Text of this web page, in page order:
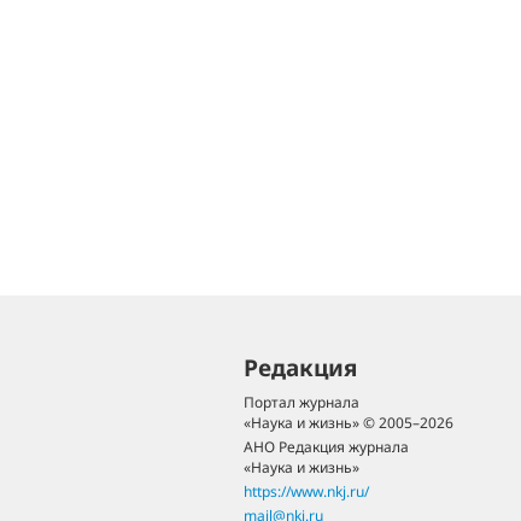
Редакция
Портал журнала
«Наука и жизнь» © 2005–2026
АНО Редакция журнала
«Наука и жизнь»
https://www.nkj.ru/
mail@nkj.ru